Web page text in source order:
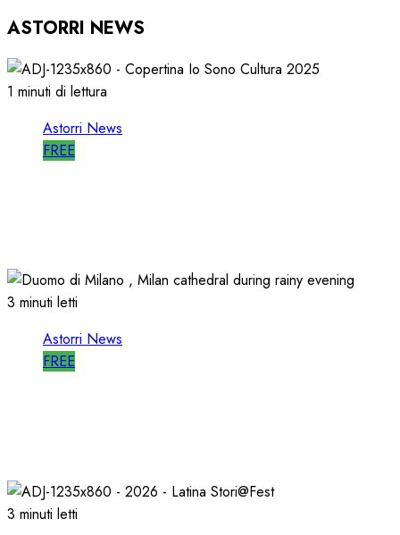
ASTORRI NEWS
1 minuti di lettura
Astorri News
FREE
3 minuti letti
Astorri News
FREE
3 minuti letti